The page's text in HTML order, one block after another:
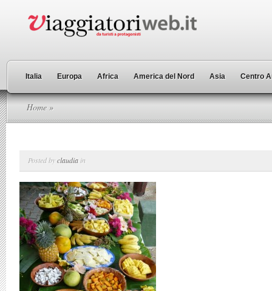
Italia Europa Africa America del Nord Asia Centro
Home »
Posted byclaudia in